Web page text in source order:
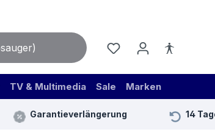
TV & Multimedia Sale Marken
Garantieverlängerung 14